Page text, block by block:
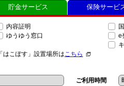
内容証明
ゆうゆう窓口
「はこぽす」設置場所はこちら
e
ご利用時間
貯金サービス 保険サービ